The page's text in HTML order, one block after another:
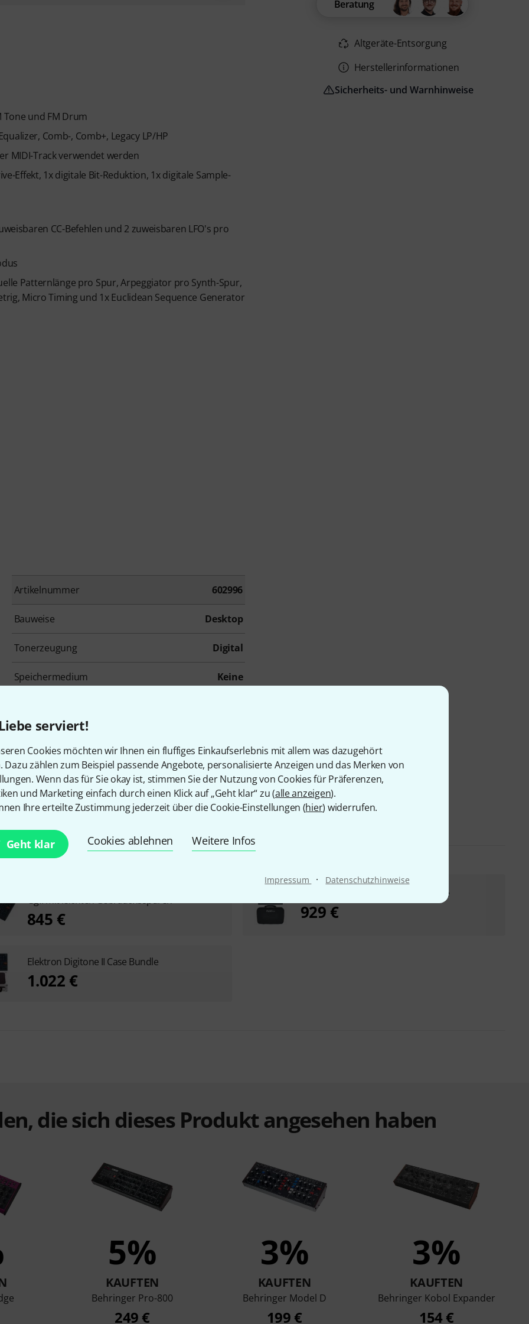
serviert!
Cookies möchten wir Ihnen ein fluffiges Einkaufserlebnis mit allem was dazugehört
Dazu zählen zum Beispiel passende Angebote, personalisierte Anzeigen und das Merken von
Wenn das für Sie okay ist, stimmen Sie der Nutzung von Cookies für Präferenzen,
und Marketing einfach durch einen Klick auf „Geht klar“ zu (alle anzeigen).
Ihre erteilte Zustimmung jederzeit über die Cookie-Einstellungen (hier) widerrufen.
Geht klar Cookies ablehnen Weitere Infos
Impressum · Datenschutzhinweise
Tone und FM Drum
Comb-, Comb+, Legacy LP/HP
MIDI-Track verwendet werden
Effekt, 1x digitale Bit-Reduktion, 1x digitale Sample-
CC-Befehlen und 2 zuweisbaren LFO's pro
Patternlänge pro Spur, Arpeggiator pro Synth-Spur,
Micro Timing und 1x Euclidean Sequence Generator
Artikelnummer 602996
Bauweise Desktop
Tonerzeugung Digital
Speichermedium Keine
Anzahl der analogen Ausgänge
Display Ja
Beratung
Altgeräte-Entsorgung
Herstellerinformationen
Sicherheits- und Warnhinweise
Ggf. mit leichten Gebrauchsspuren
845 €
Elektron Digitone II EVA Case Bundle
929 €
Elektron Digitone II Case Bundle
1.022 €
die sich dieses Produkt angesehen haben
5%
KAUFTEN
Behringer Pro-800
249 €
3%
KAUFTEN
Behringer Model D
199 €
3%
KAUFTEN
Behringer Kobol Expander
154 €